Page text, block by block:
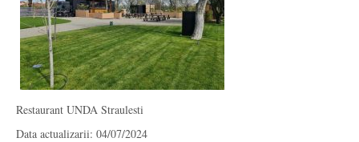
Restaurant UNDA Straulesti
Data actualizarii: 04/07/2024